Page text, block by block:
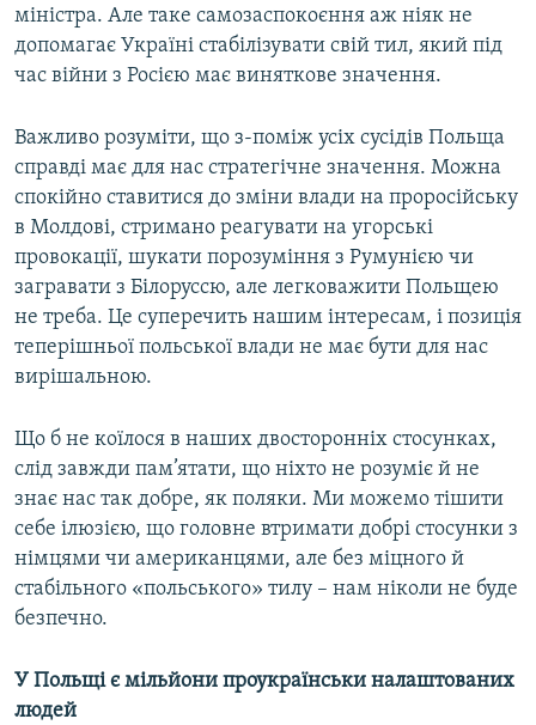
міністра. Але таке самозаспокоєння аж ніяк не
допомагає Україні стабілізувати свій тил, який під
час війни з Росією має виняткове значення.
Важливо розуміти, що з-поміж усіх сусідів Польща
справді має для нас стратегічне значення. Можна
спокійно ставитися до зміни влади на проросійську
в Молдові, стримано реагувати на угорські
провокації, шукати порозуміння з Румунією чи
загравати з Білоруссю, але легковажити Польщею
не треба. Це суперечить нашим інтересам, і позиція
теперішньої польської влади не має бути для нас
вирішальною.
Що б не коїлося в наших двосторонніх стосунках,
слід завжди пам’ятати, що ніхто не розуміє й не
знає нас так добре, як поляки. Ми можемо тішити
себе ілюзією, що головне втримати добрі стосунки з
німцями чи американцями, але без міцного й
стабільного «польського» тилу – нам ніколи не буде
безпечно.
У Польщі є мільйони проукраїнськи налаштованих
людей